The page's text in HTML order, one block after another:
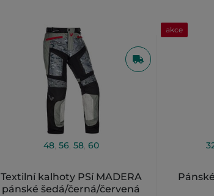
48, 56, 58, 60
Textilní kalhoty PSí MADERA
pánské šedá/černá/červená
akce